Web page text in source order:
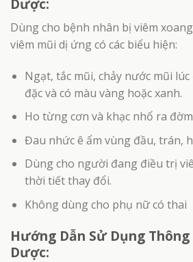
Dược:
Dùng cho bệnh nhân bị viêm
viêm mũi dị ứng có các biểu hiện:
Ngạt, tắc mũi, chảy nước mũi
đặc và có màu vàng hoặc xanh.
Ho từng cơn và khạc nhổ ra
Đau nhức ê ẩm vùng đầu, trán,
Dùng cho người đang điều trị
thời tiết thay đổi.
Không dùng cho phụ nữ có thai
Hướng Dẫn Sử Dụng Thông
Dược: